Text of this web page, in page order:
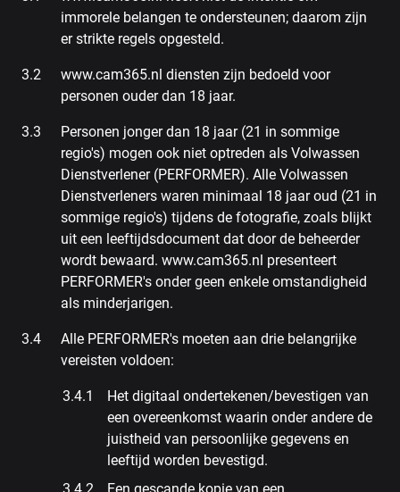
immorele belangen te ondersteunen; daarom zijn
er strikte regels opgesteld.
www.cam365.nl diensten zijn bedoeld voor
personen ouder dan 18 jaar.
Personen jonger dan 18 jaar (21 in sommige
regio's) mogen ook niet optreden als Volwassen
Dienstverlener (PERFORMER). Alle Volwassen
Dienstverleners waren minimaal 18 jaar oud (21 in
sommige regio's) tijdens de fotografie, zoals blijkt
uit een leeftijdsdocument dat door de beheerder
wordt bewaard. www.cam365.nl presenteert
PERFORMER's onder geen enkele omstandigheid
als minderjarigen.
Alle PERFORMER's moeten aan drie belangrijke
vereisten voldoen:
Het digitaal ondertekenen/bevestigen van
een overeenkomst waarin onder andere de
juistheid van persoonlijke gegevens en
leeftijd worden bevestigd.